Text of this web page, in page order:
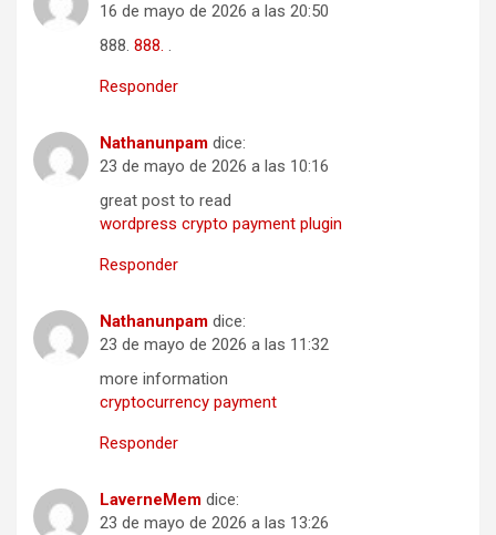
16 de mayo de 2026 a las 20:50
888. 888. .
Responder
Nathanunpam dice:
23 de mayo de 2026 a las 10:16
great post to read
wordpress crypto payment plugin
Responder
Nathanunpam dice:
23 de mayo de 2026 a las 11:32
more information
cryptocurrency payment
Responder
LaverneMem dice:
23 de mayo de 2026 a las 13:26